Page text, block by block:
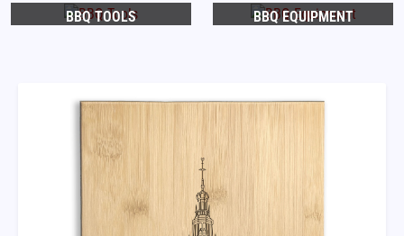
BBQ TOOLS BBQ EQUIPMENT